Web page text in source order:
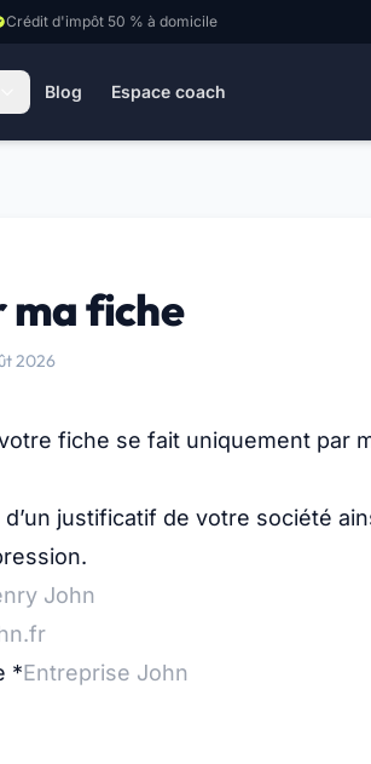
Crédit d'impôt 50 % à domicile
Blog Espace coach
ma fiche
2026
fiche se fait uniquement par
justificatif de votre société
*